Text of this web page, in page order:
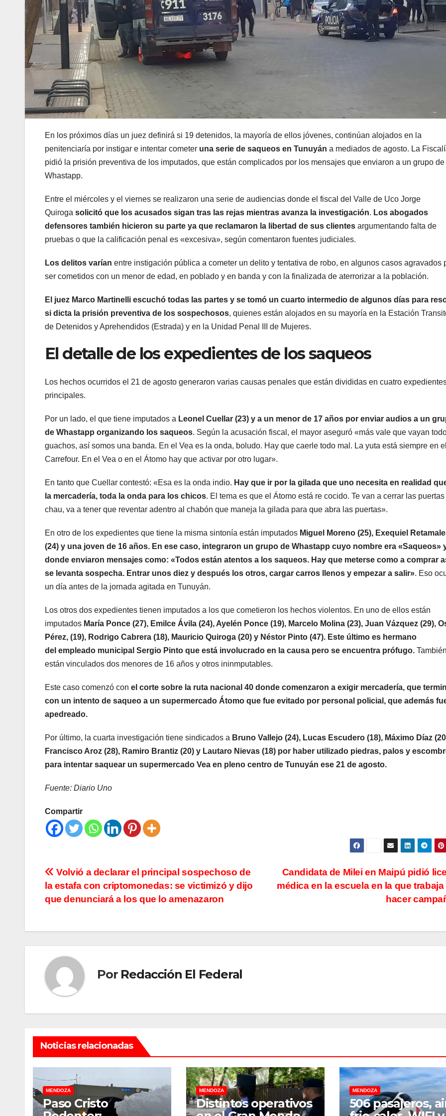
En los próximos días un juez definirá si 19 detenidos, la mayoría de ellos jóvenes, continúan alojados en la
penitenciaría por instigar e intentar cometer una serie de saqueos en Tunuyán a mediados de agosto. La
pidió la prisión preventiva de los imputados, que están complicados por los mensajes que enviaron a un grupo de
Whastapp.
Entre el miércoles y el viernes se realizaron una serie de audiencias donde el fiscal del Valle de Uco Jorge
Quiroga solicitó que los acusados sigan tras las rejas mientras avanza la investigación. Los abogados
defensores también hicieron su parte ya que reclamaron la libertad de sus clientes argumentando falta de
pruebas o que la calificación penal es «excesiva», según comentaron fuentes judiciales.
Los delitos varían entre instigación pública a cometer un delito y tentativa de robo, en algunos casos agravados
ser cometidos con un menor de edad, en poblado y en banda y con la finalizada de aterrorizar a la población.
El juez Marco Martinelli escuchó todas las partes y se tomó un cuarto intermedio de algunos días para
si dicta la prisión preventiva de los sospechosos, quienes están alojados en su mayoría en la Estación
de Detenidos y Aprehendidos (Estrada) y en la Unidad Penal III de Mujeres.
El detalle de los expedientes de los saqueos
Los hechos ocurridos el 21 de agosto generaron varias causas penales que están divididas en cuatro
principales.
Por un lado, el que tiene imputados a Leonel Cuellar (23) y a un menor de 17 años por enviar audios a un
de Whastapp organizando los saqueos. Según la acusación fiscal, el mayor aseguró «más vale que vayan
guachos, así somos una banda. En el Vea es la onda, boludo. Hay que caerle todo mal. La yuta está siempre en el
Carrefour. En el Vea o en el Átomo hay que activar por otro lugar».
En tanto que Cuellar contestó: «Esa es la onda indio. Hay que ir por la gilada que uno necesita en realidad
la mercadería, toda la onda para los chicos. El tema es que el Átomo está re cocido. Te van a cerrar las puertas
chau, va a tener que reventar adentro al chabón que maneja la gilada para que abra las puertas».
En otro de los expedientes que tiene la misma sintonía están imputados Miguel Moreno (25), Exequiel
(24) y una joven de 16 años. En ese caso, integraron un grupo de Whastapp cuyo nombre era «Saqueos»
donde enviaron mensajes como: «Todos están atentos a los saqueos. Hay que meterse como a comprar
se levanta sospecha. Entrar unos diez y después los otros, cargar carros llenos y empezar a salir». Eso
un día antes de la jornada agitada en Tunuyán.
Los otros dos expedientes tienen imputados a los que cometieron los hechos violentos. En uno de ellos están
imputados María Ponce (27), Emilce Ávila (24), Ayelén Ponce (19), Marcelo Molina (23), Juan Vázquez (29),
Pérez, (19), Rodrigo Cabrera (18), Mauricio Quiroga (20) y Néstor Pinto (47). Este último es hermano
del empleado municipal Sergio Pinto que está involucrado en la causa pero se encuentra prófugo. También
están vinculados dos menores de 16 años y otros ininmputables.
Este caso comenzó con el corte sobre la ruta nacional 40 donde comenzaron a exigir mercadería, que
con un intento de saqueo a un supermercado Átomo que fue evitado por personal policial, que además
apedreado.
Por último, la cuarta investigación tiene sindicados a Bruno Vallejo (24), Lucas Escudero (18), Máximo Díaz
Francisco Aroz (28), Ramiro Brantiz (20) y Lautaro Nievas (18) por haber utilizado piedras, palos y
para intentar saquear un supermercado Vea en pleno centro de Tunuyán ese 21 de agosto.
Fuente: Diario Uno
Compartir
Navegación
de
Candidata de Milei en Maipú pidió
médica en la escuela en la que trabaja
hacer
Volvió a declarar el principal sospechoso de
la estafa con criptomonedas: se victimizó y dijo
que denunciará a los que lo amenazaron
Por Redacción El Federal
Noticias relacionadas
MENDOZA
Paso Cristo
MENDOZA
Distintos operativos
MENDOZA
506 pasajeros,
Paso Cristo
Redentor:
despejaron la
ruta en Las
Cuevas antes
temporal con
unos 1.500
camiones
varados
el
Al igual que
Sagasti, ahora
un senador
radical pidió
votar en
forma remota
una
“Es un
Delincuente
abusó de una
anciana tras
ingresar en su
casa de
una
que